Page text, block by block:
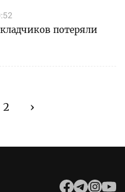
потеряли
2 ›